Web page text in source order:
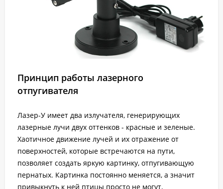
Принцип работы лазерного
отпугивателя
Лазер-У имеет два излучателя, генерирующих
лазерные лучи двух оттенков - красные и зеленые.
Хаотичное движение лучей и их отражение от
поверхностей, которые встречаются на пути,
позволяет создать яркую картинку, отпугивающую
пернатых. Картинка постоянно меняется, а значит
привыкнуть к ней птицы просто не могут.